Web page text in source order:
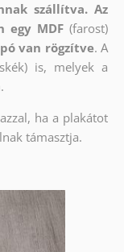
szállítva. Az
egy MDF (farost)
van rögzítve. A
is, melyek a
ha a plakátot
támasztja.